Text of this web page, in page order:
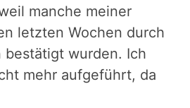
manche meiner
letzten Wochen durch
bestätigt wurden. Ich
mehr aufgeführt, da